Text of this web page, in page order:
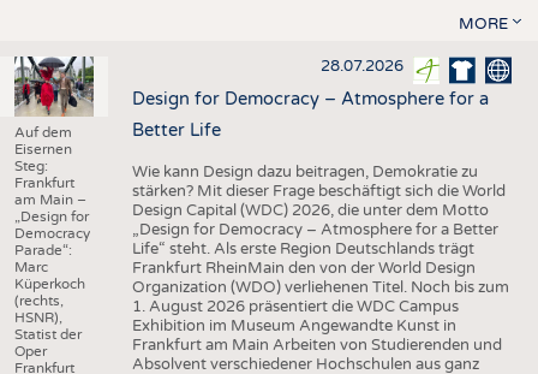
MORE
Auf dem
Eisernen
Steg:
Frankfurt
am Main –
„Design for
Democracy
Parade“:
Marc
Küperkoch
(rechts,
HSNR),
Statist der
Oper
Frankfurt
28.07.2026
Design for Democracy – Atmosphere for a
Better Life
Wie kann Design dazu beitragen, Demokratie zu
stärken? Mit dieser Frage beschäftigt sich die World
Design Capital (WDC) 2026, die unter dem Motto
„Design for Democracy – Atmosphere for a Better
Life“ steht. Als erste Region Deutschlands trägt
Frankfurt RheinMain den von der World Design
Organization (WDO) verliehenen Titel. Noch bis zum
1. August 2026 präsentiert die WDC Campus
Exhibition im Museum Angewandte Kunst in
Frankfurt am Main Arbeiten von Studierenden und
Absolvent verschiedener Hochschulen aus ganz